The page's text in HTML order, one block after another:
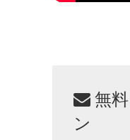
無
ン